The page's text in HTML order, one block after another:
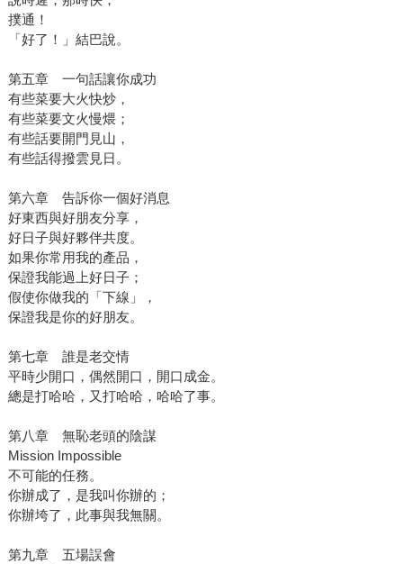
撲通！
「好了！」結巴說。
第五章 一句話讓你成功
有些菜要大火快炒，
有些菜要文火慢煨；
有些話要開門見山，
有些話得撥雲見日。
第六章 告訴你一個好消息
好東西與好朋友分享，
好日子與好夥伴共度。
如果你常用我的產品，
保證我能過上好日子；
假使你做我的「下線」，
保證我是你的好朋友。
第七章 誰是老交情
平時少開口，偶然開口，開口成金。
總是打哈哈，又打哈哈，哈哈了事。
第八章 無恥老頭的陰謀
Mission Impossible
不可能的任務。
你辦成了，是我叫你辦的；
你辦垮了，此事與我無關。
第九章 五場誤會